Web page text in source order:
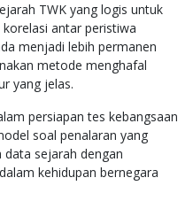
TWK yang logis untuk
antar peristiwa
menjadi lebih permanen
metode menghafal
yang jelas.
persiapan tes kebangsaan
soal penalaran yang
sejarah dengan
kehidupan bernegara